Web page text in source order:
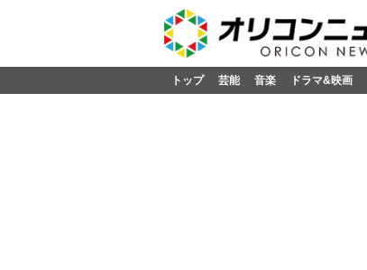
トップ 芸能 音楽 ドラマ&映画